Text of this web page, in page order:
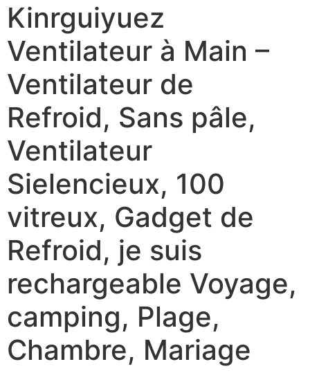
Kinrguiyuez
Ventilateur à Main –
Ventilateur de
Refroid, Sans pâle,
Ventilateur
Sielencieux, 100
vitreux, Gadget de
Refroid, je suis
rechargeable Voyage,
camping, Plage,
Chambre, Mariage